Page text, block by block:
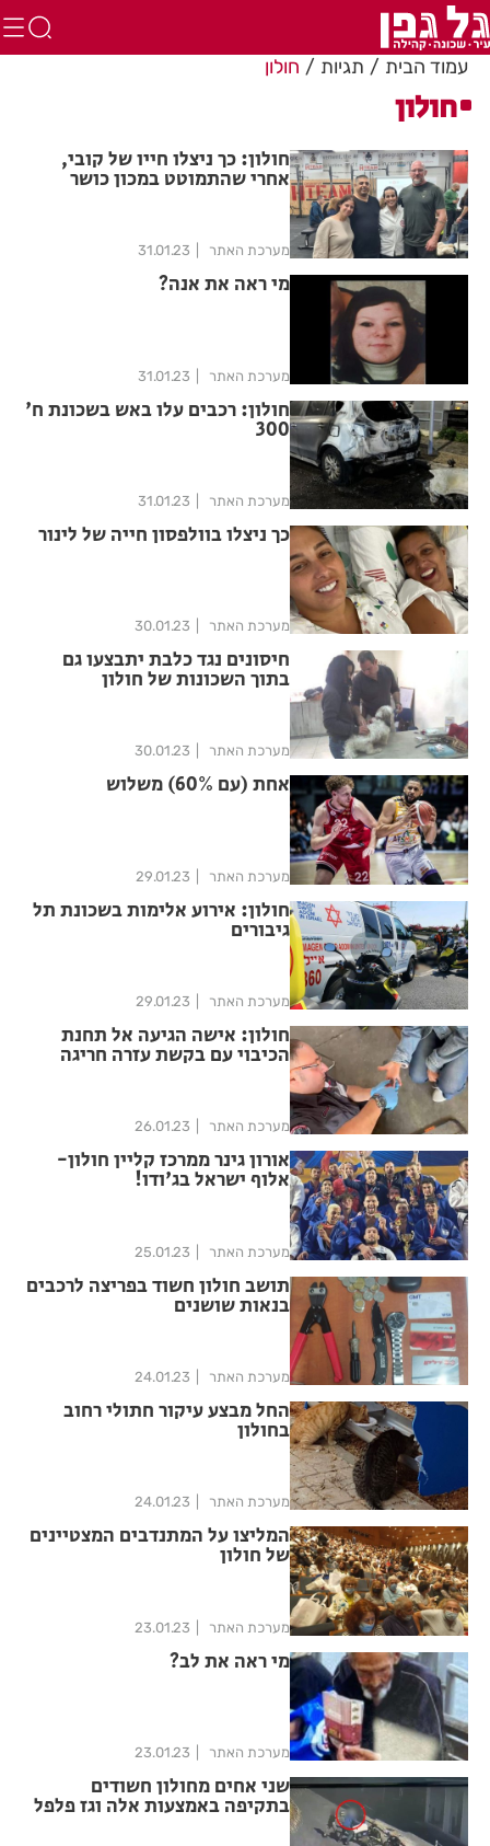
עמוד הבית תגיות חולון
חולון
חולון: כך ניצלו חייו של קובי,
אחרי שהתמוטט במכון כושר
מערכת האתר 31.01.23
מי ראה את אנה?
מערכת האתר 31.01.23
חולון: רכבים עלו באש בשכונת ח'
300
מערכת האתר 31.01.23
כך ניצלו בוולפסון חייה של לינור
מערכת האתר 30.01.23
חיסונים נגד כלבת יתבצעו גם
בתוך השכונות של חולון
מערכת האתר 30.01.23
אחת (עם 60%) משלוש
מערכת האתר 29.01.23
חולון: אירוע אלימות בשכונת תל
גיבורים
מערכת האתר 29.01.23
חולון: אישה הגיעה אל תחנת
הכיבוי עם בקשת עזרה חריגה
מערכת האתר 26.01.23
אורון גינר ממרכז קליין חולון-
אלוף ישראל בג'ודו!
מערכת האתר 25.01.23
תושב חולון חשוד בפריצה לרכבים
בנאות שושנים
מערכת האתר 24.01.23
החל מבצע עיקור חתולי רחוב
בחולון
מערכת האתר 24.01.23
המליצו על המתנדבים המצטיינים
של חולון
מערכת האתר 23.01.23
מי ראה את לב?
מערכת האתר 23.01.23
שני אחים מחולון חשודים
בתקיפה באמצעות אלה וגז פלפל